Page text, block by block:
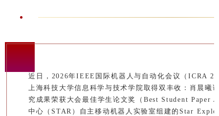
近日，2026年IEEE国际机器人与自动化会议（ICRA
上海科技大学信息科学与技术学院取得双丰收：肖晨曦
究成果荣获大会最佳学生论文奖（Best Student Paper
中心（STAR）自主移动机器人实验室组建的Star